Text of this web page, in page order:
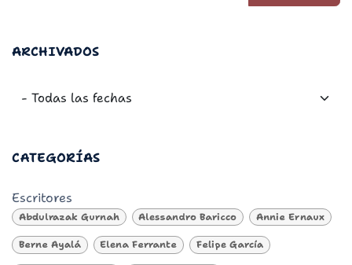
ARCHIVADOS
CATEGORÍAS
Escritores
Abdulrazak Gurnah Alessandro Baricco Annie Ernaux
Berne Ayalá Elena Ferrante Felipe García